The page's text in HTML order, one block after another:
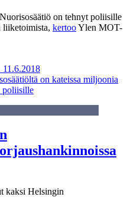
on tehnyt poliisille
liiketoimista, kertooYlen MOT-
11.6.2018
on kateissa miljoonia
poliisille
kaksi Helsingin